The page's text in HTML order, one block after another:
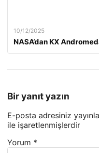
10/12/2025
NASA’dan KX
Bir yanıt yazın
E-posta adresiniz
ile işaretlenmişlerdir
Yorum *